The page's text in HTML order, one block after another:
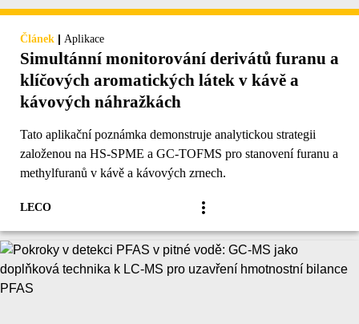
Článek | Aplikace
Simultánní monitorování derivátů furanu a
klíčových aromatických látek v kávě a
kávových náhražkách
Tato aplikační poznámka demonstruje analytickou strategii
založenou na HS-SPME a GC-TOFMS pro stanovení furanu a
methylfuranů v kávě a kávových zrnech.
LECO